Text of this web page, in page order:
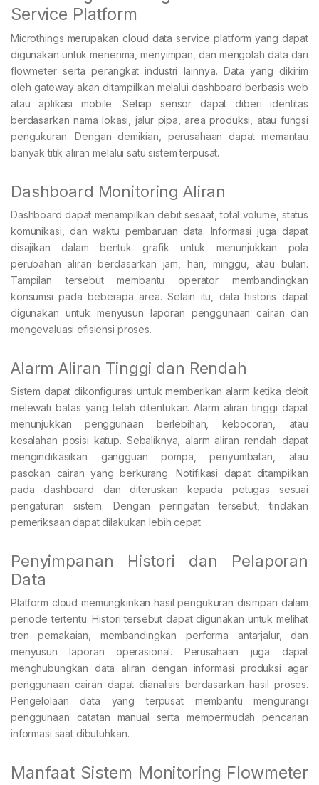
Service Platform
Microthings merupakan cloud data service platform yang dapat
digunakan untuk menerima, menyimpan, dan mengolah data dari
flowmeter serta perangkat industri lainnya. Data yang dikirim
oleh gateway akan ditampilkan melalui dashboard berbasis web
atau aplikasi mobile. Setiap sensor dapat diberi identitas
berdasarkan nama lokasi, jalur pipa, area produksi, atau fungsi
pengukuran. Dengan demikian, perusahaan dapat memantau
banyak titik aliran melalui satu sistem terpusat.
Dashboard Monitoring Aliran
Dashboard dapat menampilkan debit sesaat, total volume, status
komunikasi, dan waktu pembaruan data. Informasi juga dapat
disajikan dalam bentuk grafik untuk menunjukkan pola
perubahan aliran berdasarkan jam, hari, minggu, atau bulan.
Tampilan tersebut membantu operator membandingkan
konsumsi pada beberapa area. Selain itu, data historis dapat
digunakan untuk menyusun laporan penggunaan cairan dan
mengevaluasi efisiensi proses.
Alarm Aliran Tinggi dan Rendah
Sistem dapat dikonfigurasi untuk memberikan alarm ketika debit
melewati batas yang telah ditentukan. Alarm aliran tinggi dapat
menunjukkan penggunaan berlebihan, kebocoran, atau
kesalahan posisi katup. Sebaliknya, alarm aliran rendah dapat
mengindikasikan gangguan pompa, penyumbatan, atau
pasokan cairan yang berkurang. Notifikasi dapat ditampilkan
pada dashboard dan diteruskan kepada petugas sesuai
pengaturan sistem. Dengan peringatan tersebut, tindakan
pemeriksaan dapat dilakukan lebih cepat.
Penyimpanan Histori dan Pelaporan
Data
Platform cloud memungkinkan hasil pengukuran disimpan dalam
periode tertentu. Histori tersebut dapat digunakan untuk melihat
tren pemakaian, membandingkan performa antarjalur, dan
menyusun laporan operasional. Perusahaan juga dapat
menghubungkan data aliran dengan informasi produksi agar
penggunaan cairan dapat dianalisis berdasarkan hasil proses.
Pengelolaan data yang terpusat membantu mengurangi
penggunaan catatan manual serta mempermudah pencarian
informasi saat dibutuhkan.
Manfaat Sistem Monitoring Flowmeter